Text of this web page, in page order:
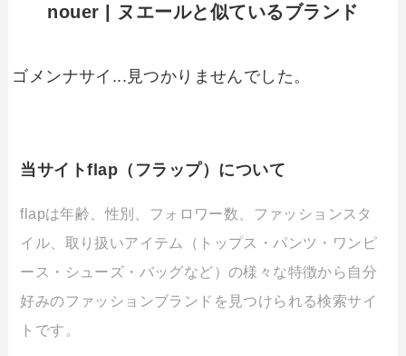
nouer | ヌエールと似ているブランド
ゴメンナサイ...見つかりませんでした。
当サイトflap（フラップ）について
flapは年齢、性別、フォロワー数、ファッションスタ
イル、取り扱いアイテム（トップス・パンツ・ワンピ
ース・シューズ・バッグなど）の様々な特徴から自分
好みのファッションブランドを見つけられる検索サイ
トです。